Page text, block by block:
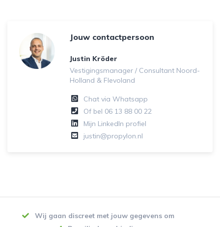
Jouw contactpersoon
Justin Kröder
Vestigingsmanager / Consultant Noord-
Holland & Flevoland
Chat via Whatsapp
Of bel 06 13 88 00 22
Mijn LinkedIn profiel
justin@propylon.nl
Wij gaan discreet met jouw gegevens om